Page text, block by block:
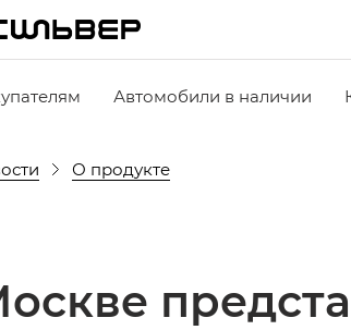
Автомобили в наличии
О продукте